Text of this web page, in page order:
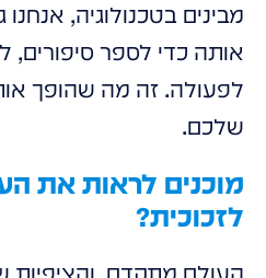
מבינים בטכנולוגיה,
אותה כדי לספר סיפורים,
לפעולה. זה מה שהופך
שלכם.
מוכנים לראות את
לזכוכית?